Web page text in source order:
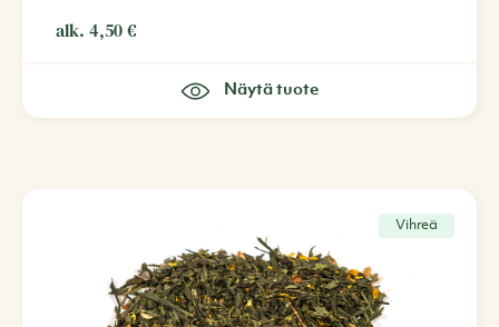
alk. 4,50€
Näytä tuote
Vihreä